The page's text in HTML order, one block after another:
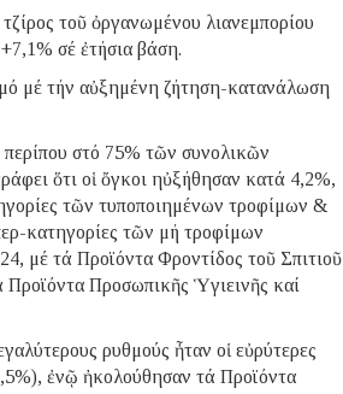
τοῦ ὀργανωμένου λιανεμπορίου
σέ ἐτήσια βάση.
μέ τήν αὐξημένη ζήτηση-κατανάλωση
στό 75% τῶν συνολικῶν
ὅτι οἱ ὄγκοι ηὐξήθησαν κατά 4,2%,
τῶν τυποποιημένων τροφίμων &
κατηγορίες τῶν μή τροφίμων
μέ τά Προϊόντα Φροντίδος τοῦ Σπιτιοῦ
Προσωπικῆς Ὑγιεινῆς καί
ρυθμούς ἦταν οἱ εὐρύτερες
ἐνῷ ἠκολούθησαν τά Προϊόντα